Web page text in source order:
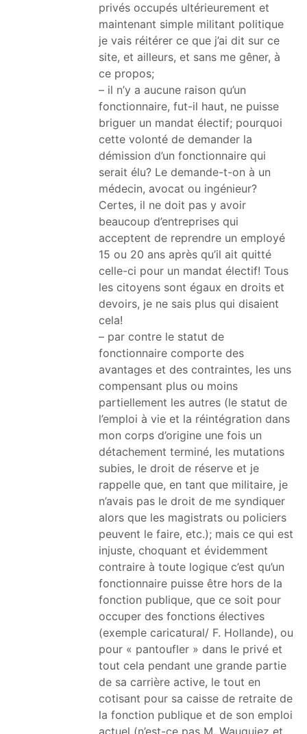
privés occupés ultérieurement et
maintenant simple militant politique
je vais réitérer ce que j’ai dit sur ce
site, et ailleurs, et sans me gêner, à
ce propos;
– il n’y a aucune raison qu’un
fonctionnaire, fut-il haut, ne puisse
briguer un mandat électif; pourquoi
cette volonté de demander la
démission d’un fonctionnaire qui
serait élu? Le demande-t-on à un
médecin, avocat ou ingénieur?
Certes, il ne doit pas y avoir
beaucoup d’entreprises qui
acceptent de reprendre un employé
15 ou 20 ans après qu’il ait quitté
celle-ci pour un mandat électif! Tous
les citoyens sont égaux en droits et
devoirs, je ne sais plus qui disaient
cela!
– par contre le statut de
fonctionnaire comporte des
avantages et des contraintes, les uns
compensant plus ou moins
partiellement les autres (le statut de
l’emploi à vie et la réintégration dans
mon corps d’origine une fois un
détachement terminé, les mutations
subies, le droit de réserve et je
rappelle que, en tant que militaire, je
n’avais pas le droit de me syndiquer
alors que les magistrats ou policiers
peuvent le faire, etc.); mais ce qui est
injuste, choquant et évidemment
contraire à toute logique c’est qu’un
fonctionnaire puisse être hors de la
fonction publique, que ce soit pour
occuper des fonctions électives
(exemple caricatural/ F. Hollande), ou
pour « pantoufler » dans le privé et
tout cela pendant une grande partie
de sa carrière active, le tout en
cotisant pour sa caisse de retraite de
la fonction publique et de son emploi